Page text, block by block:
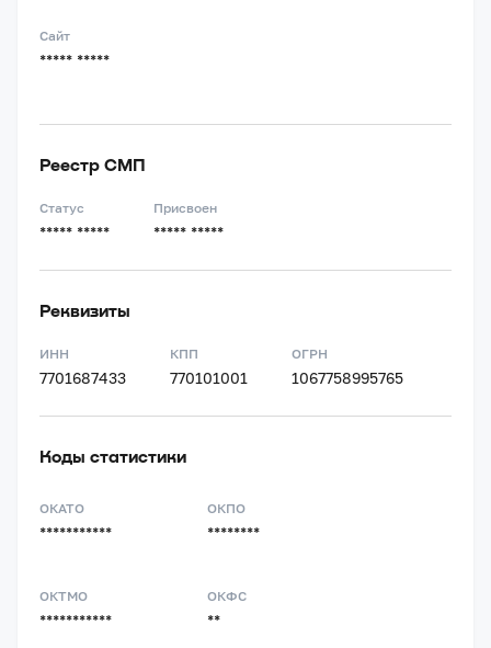
Сайт
***** *****
Реестр СМП
Статус
***** *****
Присвоен
***** *****
Реквизиты
ИНН
7701687433
КПП
770101001
ОГРН
1067758995765
Коды статистики
ОКАТО
***********
ОКПО
********
ОКТМО
***********
ОКФС
**